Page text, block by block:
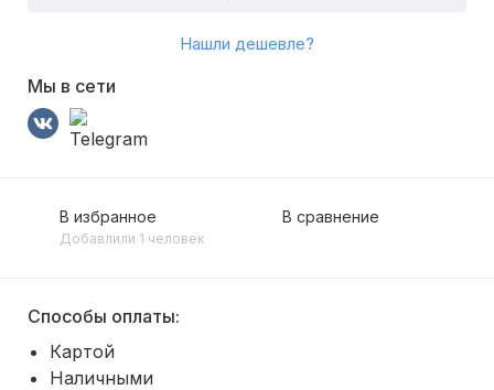
Нашли дешевле?
Мы в сети
В избранное
Добавлили 1 человек
В сравнение
Способы оплаты:
Картой
Наличными